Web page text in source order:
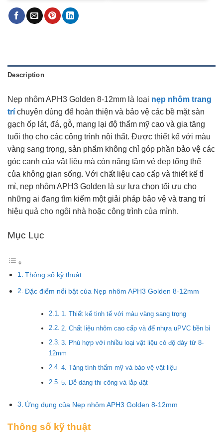
Description
Nẹp nhôm APH3 Golden 8-12mm là loại nẹp nhôm trang
trí chuyên dùng để hoàn thiện và bảo vệ các bề mặt sàn
gạch ốp lát, đá, gỗ, mang lại độ thẩm mỹ cao và gia tăng
tuổi thọ cho các công trình nội thất. Được thiết kế với màu
vàng sang trọng, sản phẩm không chỉ góp phần bảo vệ các
góc cạnh của vật liệu mà còn nâng tầm vẻ đẹp tổng thể
của không gian sống. Với chất liệu cao cấp và thiết kế tỉ
mỉ, nẹp nhôm APH3 Golden là sự lựa chọn tối ưu cho
những ai đang tìm kiếm một giải pháp bảo vệ và trang trí
hiệu quả cho ngôi nhà hoặc công trình của mình.
Mục Lục
Thông số kỹ thuật
Đặc điểm nổi bật của Nẹp nhôm APH3 Golden 8-12mm
1. Thiết kế tinh tế với màu vàng sang trọng
2. Chất liệu nhôm cao cấp và đế nhựa uPVC bền bỉ
3. Phù hợp với nhiều loại vật liệu có độ dày từ 8-
12mm
4. Tăng tính thẩm mỹ và bảo vệ vật liệu
5. Dễ dàng thi công và lắp đặt
Ứng dụng của Nẹp nhôm APH3 Golden 8-12mm
Thông số kỹ thuật